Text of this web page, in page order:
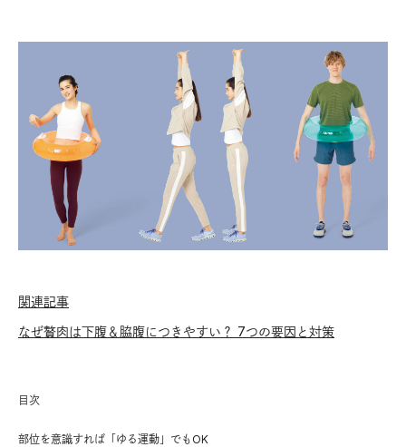
関連記事
なぜ贅肉は下腹＆脇腹につきやすい？ 7つの要因と対策
目次
部位を意識すれば「ゆる運動」でもOK